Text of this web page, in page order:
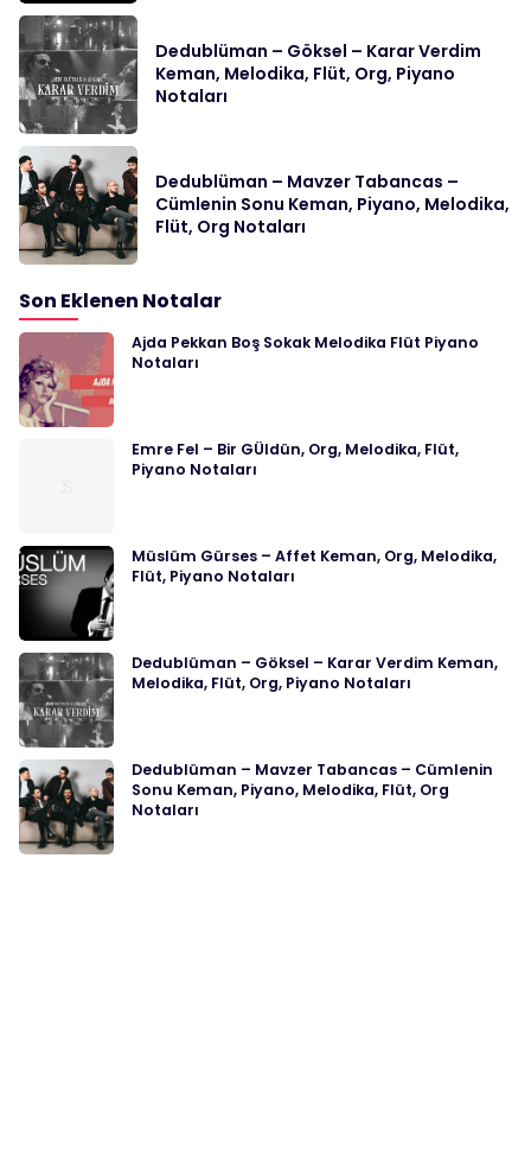
Dedublüman – Göksel – Karar Verdim
Keman, Melodika, Flüt, Org, Piyano
Notaları
Dedublüman – Mavzer Tabancas –
Cümlenin Sonu Keman, Piyano, Melodika,
Flüt, Org Notaları
Son Eklenen Notalar
Ajda Pekkan Boş Sokak Melodika Flüt Piyano
Notaları
Emre Fel – Bir GÜldün, Org, Melodika, Flüt,
Piyano Notaları
Müslüm Gürses – Affet Keman, Org, Melodika,
Flüt, Piyano Notaları
Dedublüman – Göksel – Karar Verdim Keman,
Melodika, Flüt, Org, Piyano Notaları
Dedublüman – Mavzer Tabancas – Cümlenin
Sonu Keman, Piyano, Melodika, Flüt, Org
Notaları